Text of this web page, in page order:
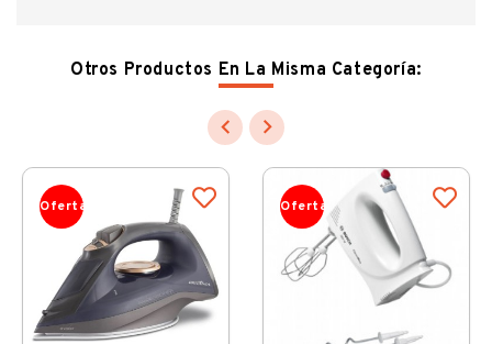
Otros Productos En La Misma Categoría:
 
Oferta Oferta